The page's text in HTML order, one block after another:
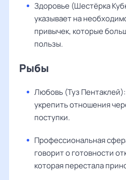
Здоровье (Шестёрка
указывает на
привычек, которые
пользы.
Рыбы
Любовь (Туз
укрепить отношения
поступки.
Профессиональная
говорит о готовности
которая перестала